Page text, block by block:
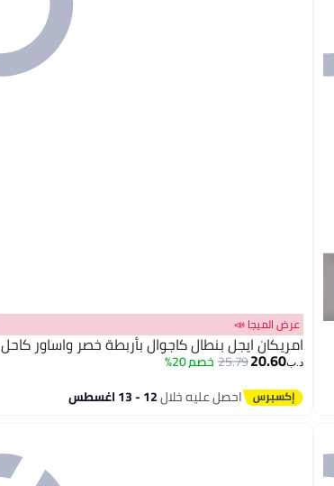
عرض الميجا 📣
امريكان ايجل بنطال كاجوال بأربطة خصر واساور كاحل
د.ب‏20.60
25.79خصم 20%
احصل عليه خلال12 - 13 اغسطس